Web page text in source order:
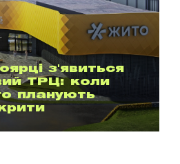
з'явиться
ТРЦ: коли
планують